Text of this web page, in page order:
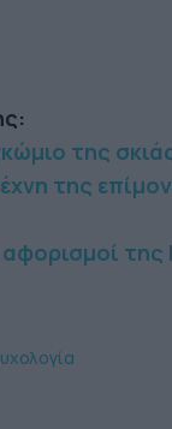
της
της
της